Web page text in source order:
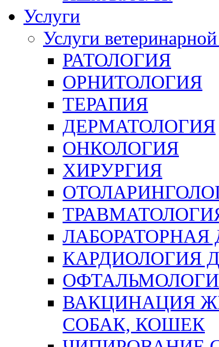
Услуги
Услуги
РАТОЛОГИЯ
ОРНИТОЛОГИЯ
ТЕРАПИЯ
ДЕРМАТОЛОГИЯ
ОНКОЛОГИЯ
ХИРУРГИЯ
ВАКЦИНАЦИЯ
СОБАК, КОШЕК